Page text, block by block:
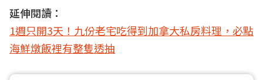
延伸閱讀：
1週只開3天！九份老宅吃得到加拿大私房料理，必點
海鮮燉飯裡有整隻透抽